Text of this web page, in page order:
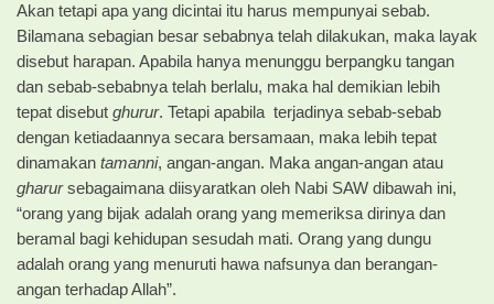
Akan tetapi apa yang dicintai itu harus mempunyai sebab.
Bilamana sebagian besar sebabnya telah dilakukan, maka layak
disebut harapan. Apabila hanya menunggu berpangku tangan
dan sebab-sebabnya telah berlalu, maka hal demikian lebih
tepat disebut ghurur. Tetapi apabila terjadinya sebab-sebab
dengan ketiadaannya secara bersamaan, maka lebih tepat
dinamakan tamanni, angan-angan. Maka angan-angan atau
gharursebagaimana diisyaratkan oleh Nabi SAW dibawah ini,
“orang yang bijak adalah orang yang memeriksa dirinya dan
beramal bagi kehidupan sesudah mati. Orang yang dungu
adalah orang yang menuruti hawa nafsunya dan berangan-
angan terhadap Allah”.